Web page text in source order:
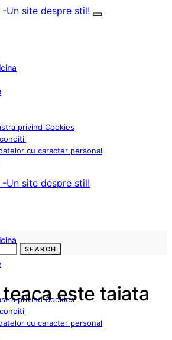
privind Cookies
cu caracter personal
privind Cookies
cu caracter personal
SEARCH
este taiata